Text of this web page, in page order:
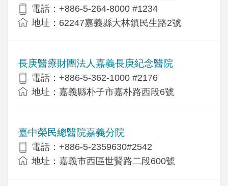
電話：+886-5-264-8000 #1234
地址：62247嘉義縣大林鎮民生路2號
長庚醫療財團法人嘉義長庚紀念醫院
電話：+886-5-362-1000 #2176
地址：嘉義縣朴子市嘉朴路西段6號
臺中榮民總醫院嘉義分院
電話：+886-5-2359630#2542
地址：嘉義市西區世賢路二段600號